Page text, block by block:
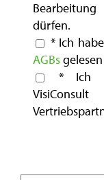
dürfen.
* Ich
AGBs
* Ich